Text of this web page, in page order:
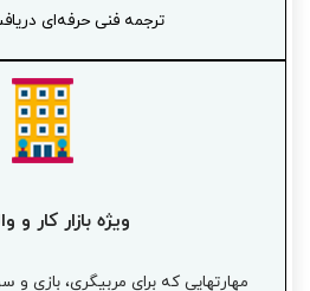
ترجمه فنی حرفه‌ای
ویژه بازار کار و
مهارتهایی که برای مربیگری، بازی و